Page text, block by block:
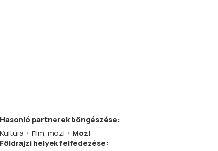
Hasonló partnerekböngészése:
Kultúra
Film, mozi
Mozi
Földrajzi helyek felfedezése: